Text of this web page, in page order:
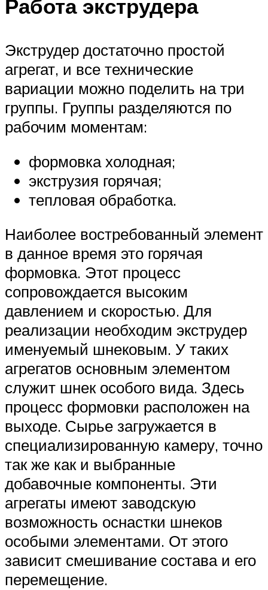
Работа экструдера
Экструдер достаточно простой
агрегат, и все технические
вариации можно поделить на три
группы. Группы разделяются по
рабочим моментам:
формовка холодная;
экструзия горячая;
тепловая обработка.
Наиболее востребованный элемент
в данное время это горячая
формовка. Этот процесс
сопровождается высоким
давлением и скоростью. Для
реализации необходим экструдер
именуемый шнековым. У таких
агрегатов основным элементом
служит шнек особого вида. Здесь
процесс формовки расположен на
выходе. Сырье загружается в
специализированную камеру, точно
так же как и выбранные
добавочные компоненты. Эти
агрегаты имеют заводскую
возможность оснастки шнеков
особыми элементами. От этого
зависит смешивание состава и его
перемещение.